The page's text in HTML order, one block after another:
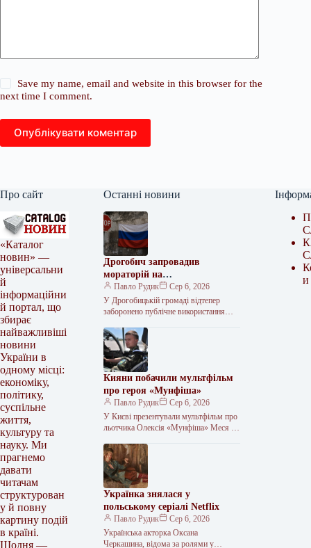
Save my name, email and website in this browser for the
next time I comment.
Опублікувати коментар
Про сайт
«Каталог
новин» —
універсальни
й
інформаційни
й портал, що
збирає
найважливіші
новини
України в
одному місці:
економіку,
політику,
суспільне
життя,
культуру та
науку. Ми
прагнемо
давати
читачам
структурован
у й повну
картину подій
в країні.
Щодня —
Останні новини
Дрогобич запровадив
мораторій на
російськомовний культурний
продукт
Павло Рудик
Сер 6, 2026
У Дрогобицькій громаді відтепер
заборонено публічне використання
продукту. Таке рішення одноголосно
ухвалила міська рада у четвер, 6
серпня.…
Кияни побачили мультфільм
про героя «Мунфіша»
Павло Рудик
Сер 6, 2026
У Києві презентували мультфільм про
льотчика Олексія «Мунфіша» Меся У
першого мультфільму з серії «Книга-
мандрівка. Герої»,…
Українка знялася у
польському серіалі Netflix
Павло Рудик
Сер 6, 2026
Українська акторка Оксана
Черкашина, відома за ролями у
и